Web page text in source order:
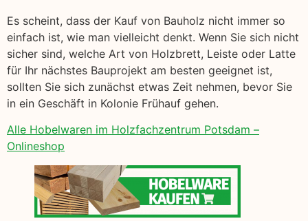
Es scheint, dass der Kauf von Bauholz nicht immer so
einfach ist, wie man vielleicht denkt. Wenn Sie sich nicht
sicher sind, welche Art von Holzbrett, Leiste oder Latte
für Ihr nächstes Bauprojekt am besten geeignet ist,
sollten Sie sich zunächst etwas Zeit nehmen, bevor Sie
in ein Geschäft in Kolonie Frühauf gehen.
Alle Hobelwaren im Holzfachzentrum Potsdam –
Onlineshop